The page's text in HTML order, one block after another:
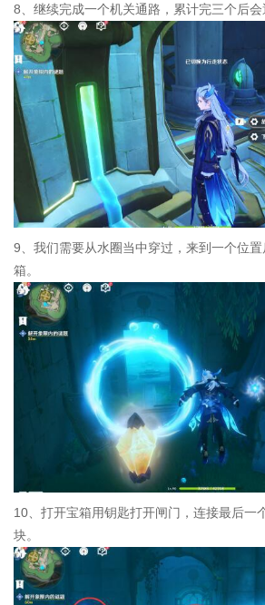
8、继续完成一个机关通路，累计完三个后会
9、我们需要从水圈当中穿过，来到一个位
箱。
10、打开宝箱用钥匙打开闸门，连接最后一
块。